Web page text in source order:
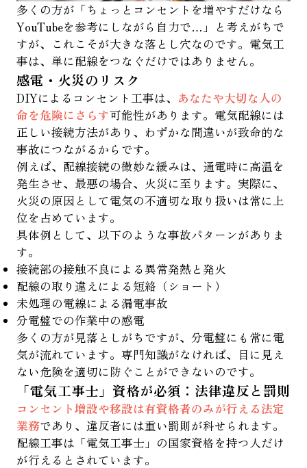
多くの方が「ちょっとコンセントを増やすだけなら
YouTubeを参考にしながら自力で…」と考えがちで
すが、これこそが大きな落とし穴なのです。電気工
事は、単に配線をつなぐだけではありません。
感電・火災のリスク
DIYによるコンセント工事は、 あなたや大切な人の
命を危険にさらす可能性があります。電気配線には
正しい接続方法があり、わずかな間違いが致命的な
事故につながるからです。
例えば、配線接続の微妙な緩みは、通電時に高温を
発生させ、最悪の場合、火災に至ります。実際に、
火災の原因として電気の不適切な取り扱いは常に上
位を占めています。
具体例として、以下のような事故パターンがありま
す。
接続部の接触不良による異常発熱と発火
配線の取り違えによる短絡（ショート）
未処理の電線による漏電事故
分電盤での作業中の感電
多くの方が見落としがちですが、分電盤にも常に電
気が流れています。専門知識がなければ、目に見え
ない危険を適切に防ぐことができないのです。
「電気工事士」資格が必須：法律違反と罰則
コンセント増設や移設は有資格者のみが行える法定
業務であり、違反者には重い罰則が科せられます。
配線工事は「電気工事士」の国家資格を持つ人だけ
が行えるとされています。